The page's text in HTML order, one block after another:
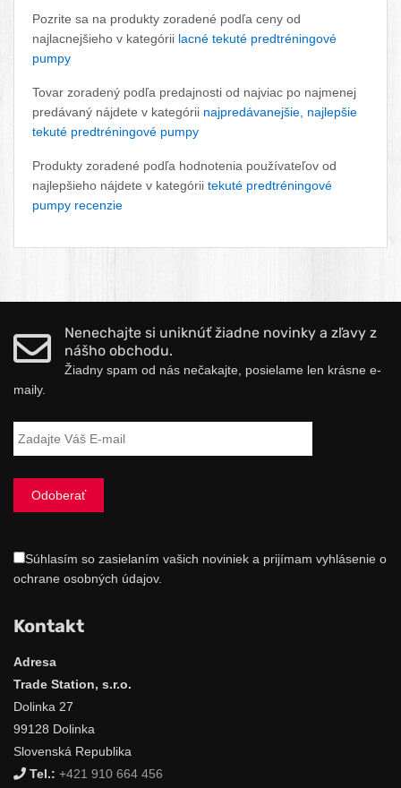
Pozrite sa na produkty zoradené podľa ceny od
najlacnejšieho v kategórii lacné tekuté predtréningové
pumpy
Tovar zoradený podľa predajnosti od najviac po najmenej
predávaný nájdete v kategórii najpredávanejšie, najlepšie
tekuté predtréningové pumpy
Produkty zoradené podľa hodnotenia používateľov od
najlepšieho nájdete v kategórii tekuté predtréningové
pumpy recenzie
Nenechajte si uniknúť žiadne novinky a zľavy z
nášho obchodu.
Žiadny spam od nás nečakajte, posielame len krásne e-
maily.
Súhlasím so zasielaním vašich noviniek a prijímam vyhlásenie o
ochrane osobných údajov.
Kontakt
Adresa
Trade Station, s.r.o.
Dolinka 27
99128 Dolinka
Slovenská Republika
Tel.: +421 910 664 456